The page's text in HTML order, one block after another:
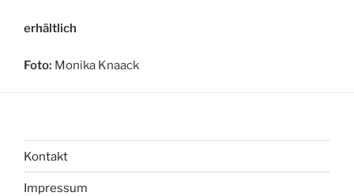
erhältlich
Foto: Monika Knaack
Kontakt
Impressum